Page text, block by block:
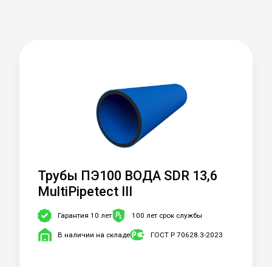
Трубы ПЭ100 ВОДА SDR 13,6
MultiPipetect III
Гарантия 10 лет 100 лет срок службы
В наличии на складе ГОСТ Р 70628.3-2023